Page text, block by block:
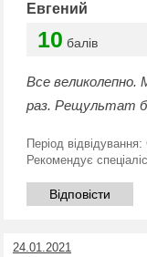
Евгений
10 балів
Все великолепно.
раз. Рещультат
Період відвідування:
Рекомендує
Відповісти
24.01.2021